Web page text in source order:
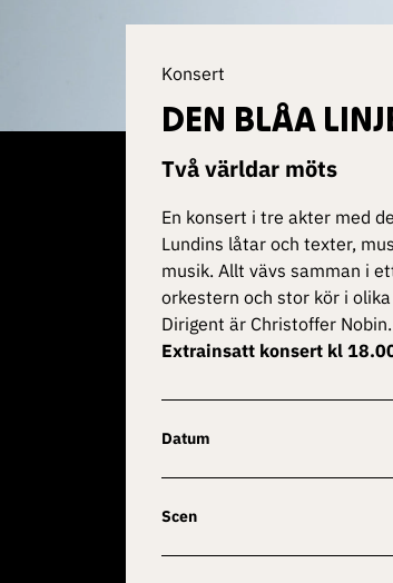
Konsert
DEN BLÅA
Två världar möts
En konsert i tre akter med
Lundins låtar och texter,
musik. Allt vävs samman i
orkestern och stor kör i
Dirigent är Christoffer Nobin.
Extrainsatt konsert kl
Datum
Scen